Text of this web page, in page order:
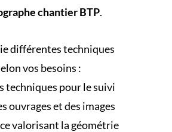
chantier BTP.
différentes techniques
vos besoins :
techniques pour le suivi
ouvrages et des images
valorisant la géométrie